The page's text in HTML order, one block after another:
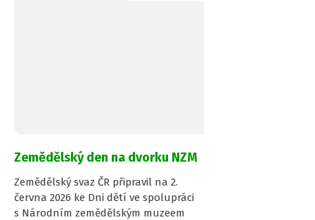
Zemědělský den na dvorku NZM
Zemědělský svaz ČR připravil na 2.
června 2026 ke Dni dětí ve spolupráci
s Národním zemědělským muzeem